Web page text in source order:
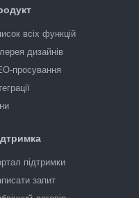
всіх функцій
дизайнів
просування
підтримки
запит